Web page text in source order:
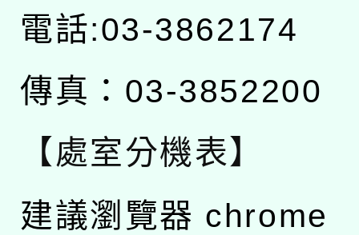
電話:03-3862174
傳真：03-3852200
【處室分機表】
建議瀏覽器 chrome